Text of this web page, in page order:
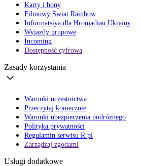
Karty i bony
Filmowy Świat Rainbow
Informatsiya dla Hromadian Ukrainy
Wyjazdy grupowe
Incoming
Dostępność cyfrowa
Zasady korzystania
Warunki uczestnictwa
Przeczytaj koniecznie
Warunki ubezpieczenia podróżnego
Polityka prywatności
Regulamin serwisu R.pl
Zarządzaj zgodami
Usługi dodatkowe